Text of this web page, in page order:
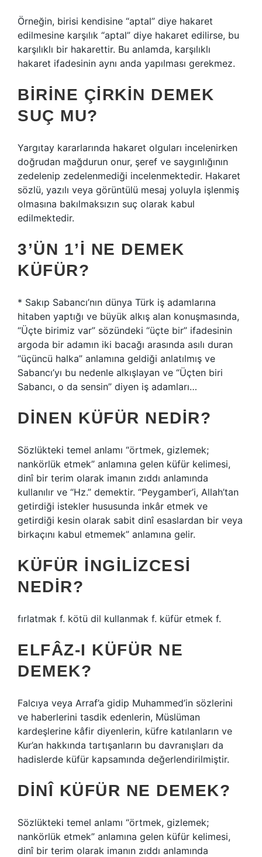
Örneğin, birisi kendisine “aptal” diye hakaret
edilmesine karşılık “aptal” diye hakaret edilirse, bu
karşılıklı bir hakarettir. Bu anlamda, karşılıklı
hakaret ifadesinin aynı anda yapılması gerekmez.
BIRINE ÇIRKIN DEMEK
SUÇ MU?
Yargıtay kararlarında hakaret olguları incelenirken
doğrudan mağdurun onur, şeref ve saygınlığının
zedelenip zedelenmediği incelenmektedir. Hakaret
sözlü, yazılı veya görüntülü mesaj yoluyla işlenmiş
olmasına bakılmaksızın suç olarak kabul
edilmektedir.
3’ÜN 1’I NE DEMEK
KÜFÜR?
* Sakıp Sabancı’nın dünya Türk iş adamlarına
hitaben yaptığı ve büyük alkış alan konuşmasında,
“Üçte birimiz var” sözündeki “üçte bir” ifadesinin
argoda bir adamın iki bacağı arasında asılı duran
“üçüncü halka” anlamına geldiği anlatılmış ve
Sabancı’yı bu nedenle alkışlayan ve “Üçten biri
Sabancı, o da sensin” diyen iş adamları…
DINEN KÜFÜR NEDIR?
Sözlükteki temel anlamı “örtmek, gizlemek;
nankörlük etmek” anlamına gelen küfür kelimesi,
dinî bir terim olarak imanın zıddı anlamında
kullanılır ve “Hz.” demektir. “Peygamber’i, Allah’tan
getirdiği istekler hususunda inkâr etmek ve
getirdiği kesin olarak sabit dinî esaslardan bir veya
birkaçını kabul etmemek” anlamına gelir.
KÜFÜR INGILIZCESI
NEDIR?
fırlatmak f. kötü dil kullanmak f. küfür etmek f.
ELFÂZ-I KÜFÜR NE
DEMEK?
Falcıya veya Arraf’a gidip Muhammed’in sözlerini
ve haberlerini tasdik edenlerin, Müslüman
kardeşlerine kâfir diyenlerin, küfre katılanların ve
Kur’an hakkında tartışanların bu davranışları da
hadislerde küfür kapsamında değerlendirilmiştir.
DINÎ KÜFÜR NE DEMEK?
Sözlükteki temel anlamı “örtmek, gizlemek;
nankörlük etmek” anlamına gelen küfür kelimesi,
dinî bir terim olarak imanın zıddı anlamında